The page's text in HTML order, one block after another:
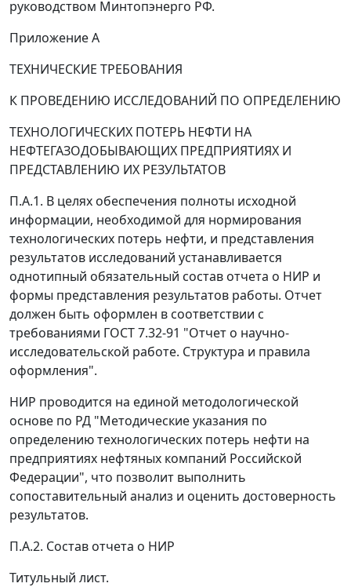
руководством Минтопэнерго РФ.
Приложение А
ТЕХНИЧЕСКИЕ ТРЕБОВАНИЯ
К ПРОВЕДЕНИЮ ИССЛЕДОВАНИЙ ПО ОПРЕДЕЛЕНИЮ
ТЕХНОЛОГИЧЕСКИХ ПОТЕРЬ НЕФТИ НА
НЕФТЕГАЗОДОБЫВАЮЩИХ ПРЕДПРИЯТИЯХ И
ПРЕДСТАВЛЕНИЮ ИХ РЕЗУЛЬТАТОВ
П.А.1. В целях обеспечения полноты исходной
информации, необходимой для нормирования
технологических потерь нефти, и представления
результатов исследований устанавливается
однотипный обязательный состав отчета о НИР и
формы представления результатов работы. Отчет
должен быть оформлен в соответствии с
требованиями ГОСТ 7.32-91 "Отчет о научно-
исследовательской работе. Структура и правила
оформления".
НИР проводится на единой методологической
основе по РД "Методические указания по
определению технологических потерь нефти на
предприятиях нефтяных компаний Российской
Федерации", что позволит выполнить
сопоставительный анализ и оценить достоверность
результатов.
П.А.2. Состав отчета о НИР
Титульный лист.